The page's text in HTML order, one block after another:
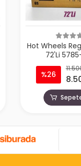
Hot Wheels
72'Li
%26